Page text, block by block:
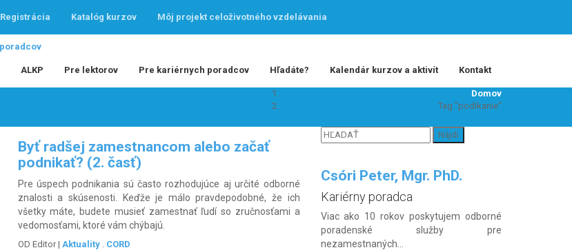
Registrácia Katalóg kurzov Môj projekt celoživotného vzdelávania
ALKP Pre lektorov Pre kariérnych poradcov Hľadáte? Kalendár kurzov a aktivít Kontakt
Domov
Tag "podikanie"
Byť radšej zamestnancom alebo začať
podnikať? (2. časť)
Pre úspech podnikania sú často rozhodujúce aj určité odborné
znalosti a skúsenosti. Keďže je málo pravdepodobné, že ich
všetky máte, budete musieť zamestnať ľudí so zručnosťami a
vedomosťami, ktoré vám chýbajú.
OD Editor| Aktuality
CORD
Hľadať:
Csóri Peter, Mgr. PhD.
Kariérny poradca
Viac ako 10 rokov poskytujem odborné
poradenské služby pre
nezamestnaných...